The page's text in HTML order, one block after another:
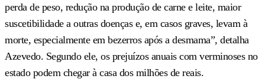
perda de peso, redução na produção de carne e leite, maior
suscetibilidade a outras doenças e, em casos graves, levam à
morte, especialmente em bezerros após a desmama”, detalha
Azevedo. Segundo ele, os prejuízos anuais com verminoses no
estado podem chegar à casa dos milhões de reais.